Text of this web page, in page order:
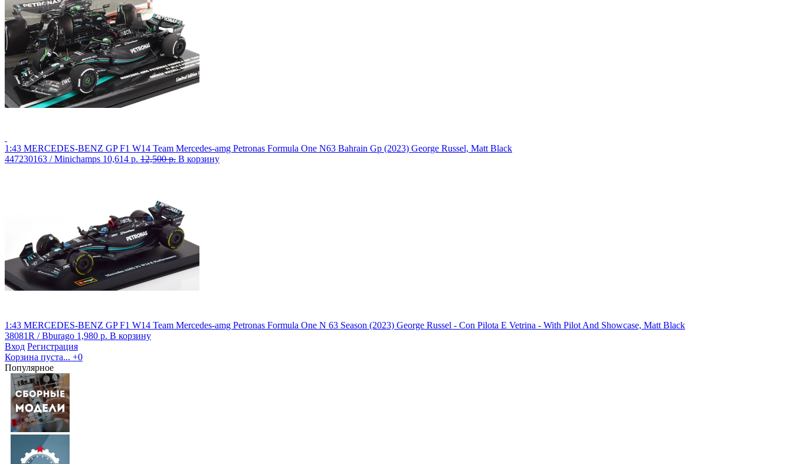
1:43 MERCEDES-BENZ GP F1 W14 Team Mercedes-amg Petronas Formula One N63 Bahrain Gp (2023) George Russel, Matt Black
447230163 / Minichamps 10,614 р. 12,500 р. В корзину
1:43 MERCEDES-BENZ GP F1 W14 Team Mercedes-amg Petronas Formula One N 63 Season (2023) George Russel - Con Pilota E Vetrina - With Pilot And Showcase, Matt Black
38081R / Bburago 1,980 р. В корзину
Вход Регистрация
Корзина пуста... +0
Популярное